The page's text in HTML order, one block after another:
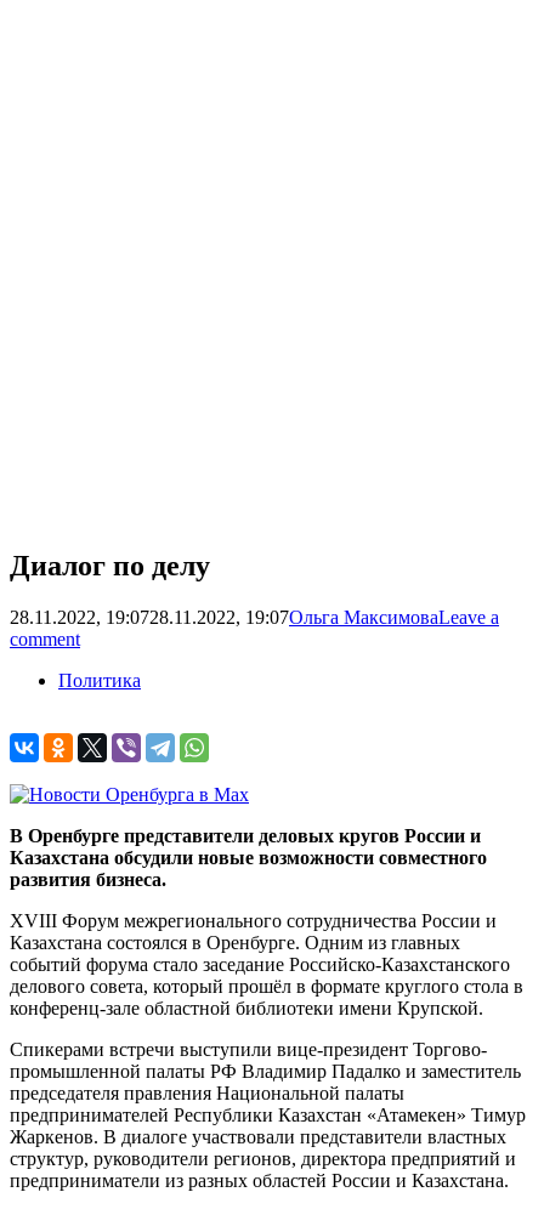
Диалог по делу
28.11.2022, 19:0728.11.2022, 19:07Ольга МаксимоваLeave a
comment
Политика
В Оренбурге представители деловых кругов России и
Казахстана обсудили новые возможности совместного
развития бизнеса.
ХVIII Форум межрегионального сотрудничества России и
Казахстана состоялся в Оренбурге. Одним из главных
событий форума стало заседание Российско-Казахстанского
делового совета, который прошёл в формате круглого стола в
конференц-зале областной библиотеки имени Крупской.
Спикерами встречи выступили вице-президент Торгово-
промышленной палаты РФ Владимир Падалко и заместитель
председателя правления Национальной палаты
предпринимателей Республики Казахстан «Атамекен» Тимур
Жаркенов. В диалоге участвовали представители властных
структур, руководители регионов, директора предприятий и
предприниматели из разных областей России и Казахстана.